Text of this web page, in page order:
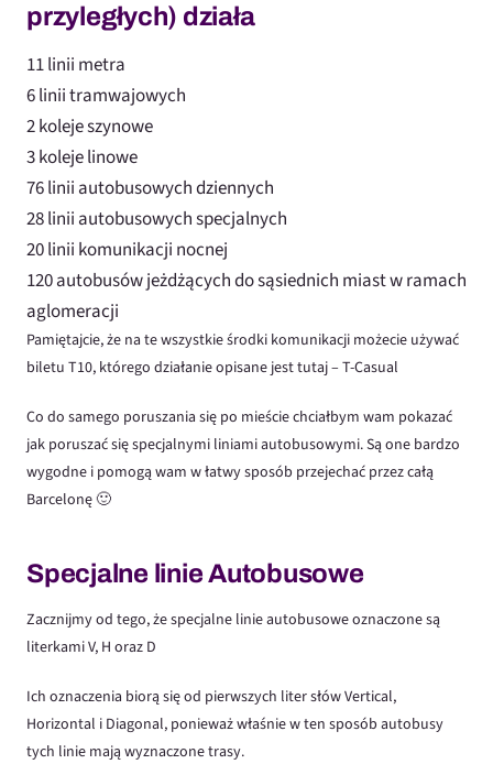
przyległych) działa
11 linii metra
6 linii tramwajowych
2 koleje szynowe
3 koleje linowe
76 linii autobusowych dziennych
28 linii autobusowych specjalnych
20 linii komunikacji nocnej
120 autobusów jeżdżących do sąsiednich miast w ramach
aglomeracji
Pamiętajcie, że na te wszystkie środki komunikacji możecie używać
biletu T10, którego działanie opisane jest tutaj –T-Casual
Co do samego poruszania się po mieście chciałbym wam pokazać
jak poruszać się specjalnymi liniami autobusowymi. Są one bardzo
wygodne i pomogą wam w łatwy sposób przejechać przez całą
Barcelonę 🙂
Specjalne linie Autobusowe
Zacznijmy od tego, że specjalne linie autobusowe oznaczone są
literkami V, H oraz D
Ich oznaczenia biorą się od pierwszych liter słów Vertical,
Horizontal i Diagonal, ponieważ właśnie w ten sposób autobusy
tych linie mają wyznaczone trasy.